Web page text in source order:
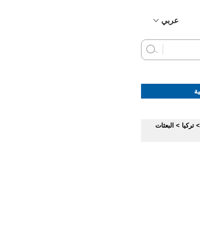
عربي
English
> تركيا > البعثات